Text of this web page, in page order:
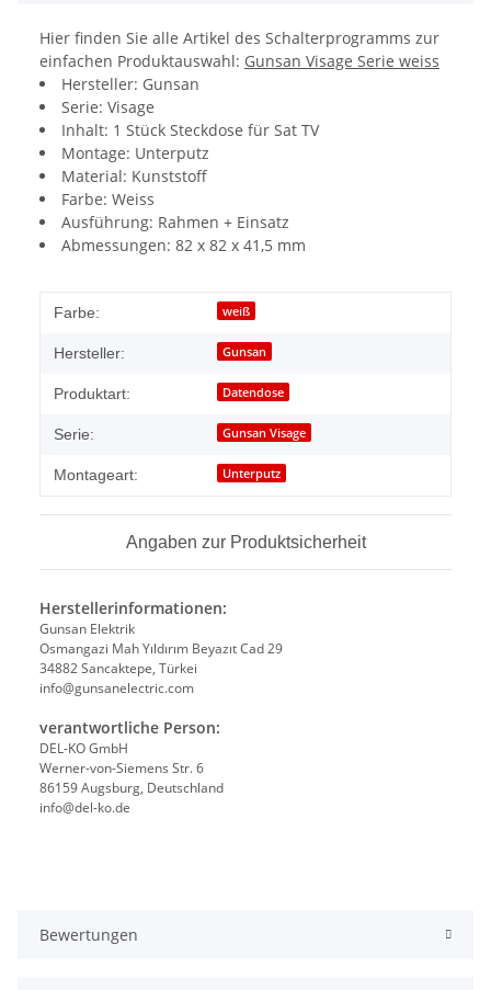
Hier finden Sie alle Artikel des Schalterprogramms zur
einfachen Produktauswahl: Gunsan Visage Serie weiss
Hersteller: Gunsan
Serie: Visage
Inhalt: 1 Stück Steckdose für Sat TV
Montage: Unterputz
Material: Kunststoff
Farbe: Weiss
Ausführung: Rahmen + Einsatz
Abmessungen: 82 x 82 x 41,5 mm
Farbe: weiß
Hersteller: Gunsan
Produktart: Datendose
Serie: Gunsan Visage
Montageart: Unterputz
Angaben zur Produktsicherheit
Herstellerinformationen:
Gunsan Elektrik
Osmangazi Mah Yıldırım Beyazıt Cad 29
34882 Sancaktepe, Türkei
info@gunsanelectric.com
verantwortliche Person:
DEL-KO GmbH
Werner-von-Siemens Str. 6
86159 Augsburg, Deutschland
info@del-ko.de
Bewertungen